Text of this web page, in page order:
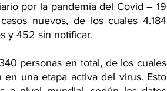
por la pandemia del Covid – 19
nuevos, de los cuales 4.184
y 452 sin notificar.
personas en total, de los cuales
una etapa activa del virus. Esto